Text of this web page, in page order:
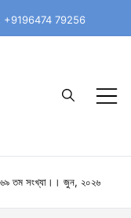
+9196474 79256
তম সংখ্যা।। জুন, ২০২৬